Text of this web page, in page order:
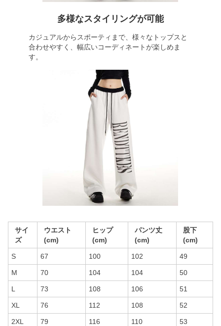
多様なスタイリングが可能
カジュアルからスポーティまで、様々なトップスと
合わせやすく、幅広いコーディネートが楽しめま
す。
サイ
ズ
ウエスト
(cm)
ヒップ
(cm)
パンツ丈
(cm)
股下
(cm)
S 67 100 102 49
M 70 104 104 50
L 73 108 106 51
XL 76 112 108 52
2XL 79 116 110 53